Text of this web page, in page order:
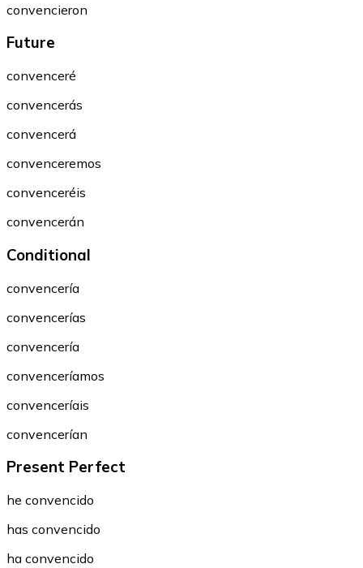
convencieron
Future
convenceré
convencerás
convencerá
convenceremos
convenceréis
convencerán
Conditional
convencería
convencerías
convencería
convenceríamos
convenceríais
convencerían
Present Perfect
he convencido
has convencido
ha convencido